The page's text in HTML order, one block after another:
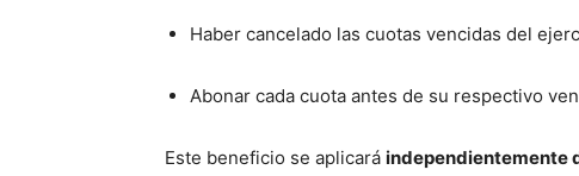
Haber cancelado las cuotas vencidas del
Abonar cada cuota antes de su respectivo
Este beneficio se aplicará independientemente